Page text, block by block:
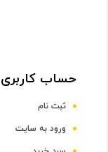
پردازنده گرافیکی
حساب کاربری
ثبت نام
ورود به سایت